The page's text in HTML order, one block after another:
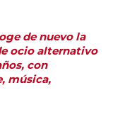
de nuevo la
ocio alternativo
con
música,